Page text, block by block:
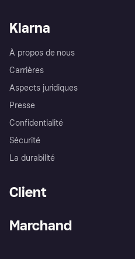
Klarna
À propos de nous
Carrières
Aspects juridiques
Presse
Confidentialité
Sécurité
La durabilité
Client
Marchand